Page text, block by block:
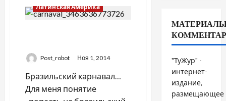
Латинская Америка
Post_robot Ноя 1, 2014
Бразильский карнавал…
Для меня понятие
"ТуЖур" -
интернет-
издание,
размещающее